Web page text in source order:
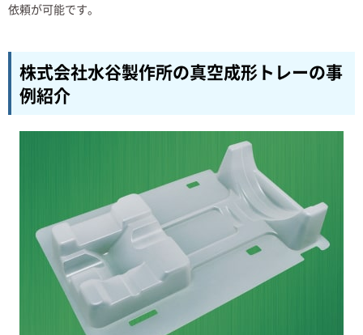
依頼が可能です。
株式会社水谷製作所の真空成形トレーの事
例紹介